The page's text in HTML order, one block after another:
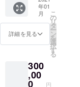
の参
画、各
関係者
との
MTG、
実作業
されま
す (使用
期限:
隔離) に
あり、
学校再
会の目
処が
立って
せん。
来年を
目処に
ドゥマ
ゲテ
も、今
を生き
るのに
必死な
多い状
況で
す。 こ
入学金
込み ・
宿泊
代、飲
食代込
み (部屋
ませ
ん。土
日祝日
年01
月
詳細を見る
こ
の
リ
タ
ー
ン
を
選
択
す
る
300
,00
0 円